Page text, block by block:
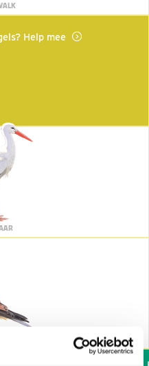
Help mee